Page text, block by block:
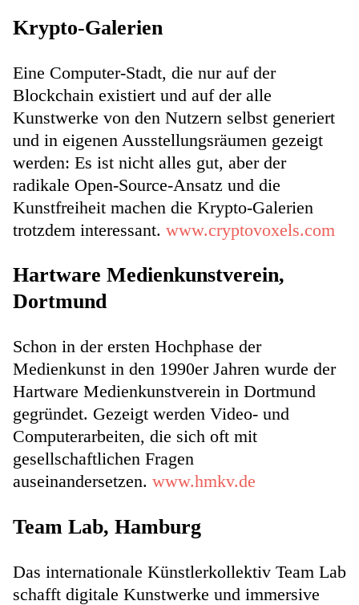
Krypto-Galerien
Eine Computer-Stadt, die nur auf der
Blockchain existiert und auf der alle
Kunstwerke von den Nutzern selbst generiert
und in eigenen Ausstellungsräumen gezeigt
werden: Es ist nicht alles gut, aber der
radikale Open-Source-Ansatz und die
Kunstfreiheit machen die Krypto-Galerien
trotzdem interessant. www.cryptovoxels.com
Hartware Medienkunstverein,
Dortmund
Schon in der ersten Hochphase der
Medienkunst in den 1990er Jahren wurde der
Hartware Medienkunstverein in Dortmund
gegründet. Gezeigt werden Video- und
Computerarbeiten, die sich oft mit
gesellschaftlichen Fragen
auseinandersetzen. www.hmkv.de
Team Lab, Hamburg
Das internationale Künstlerkollektiv Team Lab
schafft digitale Kunstwerke und immersive